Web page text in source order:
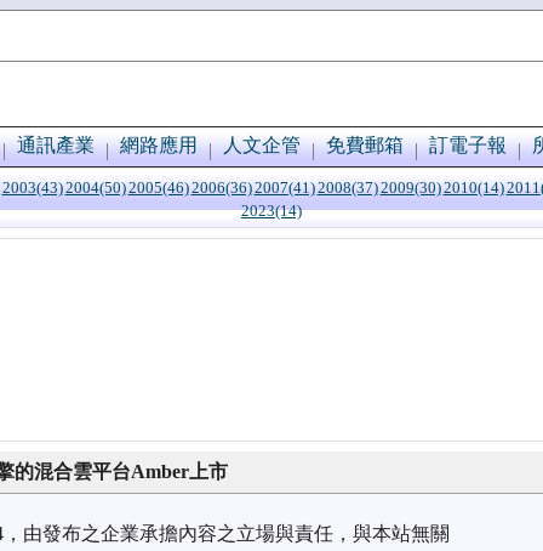
通訊產業 網路應用 人文企管 免費郵箱 訂電子報
2003(43)2004(50)2005(46)2006(36)2007(41)2008(37)2009(30)2010(14)
2023(14)
的混合雲平台Amber上市
，由發布之企業承擔內容之立場與責任，與本站無關